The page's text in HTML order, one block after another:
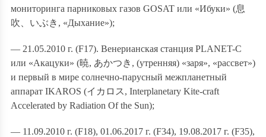
мониторинга парниковых газов GOSAT или «Ибуки» (息
吹 、いぶき , «Дыхание»);
— 21.05.2010 г. (F17). Венерианская станция PLANET-C
или «Акацуки» (暁, あかつき , (утренняя) «заря», «рассвет»)
и первый в мире солнечно-парусный межпланетный
аппарат IKAROS (イカロス , Interplanetary Kite-craft
Accelerated by Radiation Of the Sun);
— 11.09.2010 г. (F18), 01.06.2017 г. (F34), 19.08.2017 г. (F35),